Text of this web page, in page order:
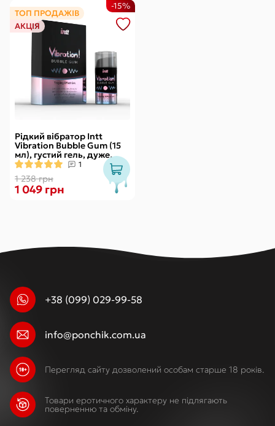
ТОП ПРОДАЖІВ
АКЦІЯ
Рідкий вібратор Intt
Vibration Bubble Gum (15
мл), густий гель, дуже
смачний, діє до 30 хвилин
1
1 238 грн
-15%
1 049 грн
+38 (099) 029-99-58
info@ponchik.com.ua
Перегляд сайту дозволений особам старше 18 років.
Товари еротичного характеру не підлягають
поверненню та обміну.